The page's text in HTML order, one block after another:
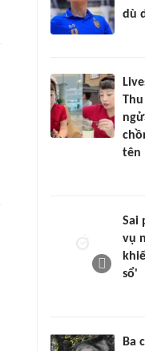
dù
tên
Sai
vụ
sổ'
Ba